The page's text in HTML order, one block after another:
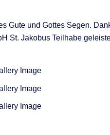
Gute und Gottes Segen.
St. Jakobus Teilhabe